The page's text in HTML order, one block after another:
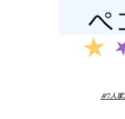
#7人家